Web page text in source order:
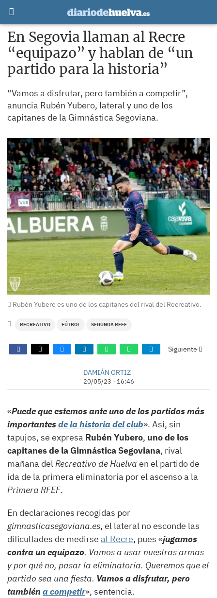
En Segovia llaman al Recre
“equipazo” y hablan de “un
partido para la historia”
“Vamos a disfrutar, pero también a competir”,
anuncia Rubén Yubero, lateral y uno de los
capitanes de la Gimnástica Segoviana.
Rubén Yubero es uno de los capitanes del rival del Recreativo.
RECREATIVO FÚTBOL SEGUNDA RFEF
Siguiente
DAMIÁN ORTIZ
20/05/23 - 16:46
«Puede que estemos ante uno de los partidos más
importantesde la historia del club». Así, sin
tapujos, se expresa Rubén Yubero, uno de los
capitanes de la Gimnástica Segoviana, rival
mañana del Recreativo de Huelva en el partido de
ida de la primera eliminatoria por el ascenso a la
Primera RFEF.
En declaraciones recogidas por
gimnasticasegoviana.es, el lateral no esconde las
dificultades de medirse al Recre, pues «jugamos
contra un equipazo. Vamos a usar nuestras armas
y por qué no, pasar la eliminatoria. Queremos que el
partido sea una fiesta. Vamos a disfrutar, pero
también a competir», sentencia.